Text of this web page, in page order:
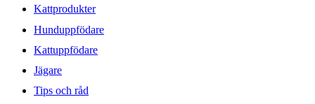
Kattprodukter
Hunduppfödare
Kattuppfödare
Jägare
Tips och råd